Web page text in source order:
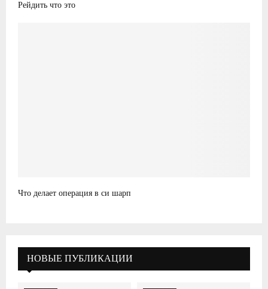
Рейдить что это
Что делает операция в си шарп
НОВЫЕ ПУБЛИКАЦИИ